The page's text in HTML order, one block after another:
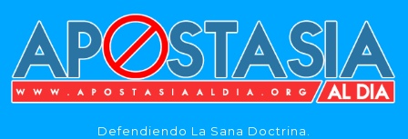
Defendiendo La Sana Doctrina.